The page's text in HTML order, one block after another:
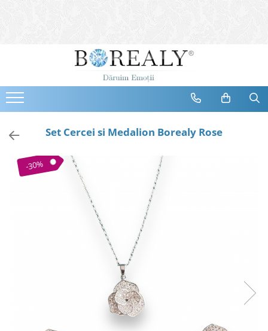
Bijuterii
Cercei
Bratari
Coliere
Brose
Tiare
Set Cercei si Medalion Borealy Rose
-30%